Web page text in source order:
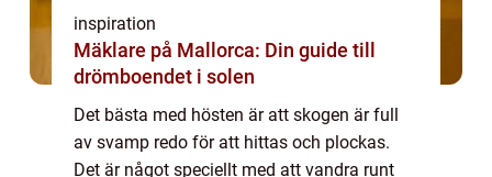
inspiration
Mäklare på Mallorca: Din guide till
drömboendet i solen
Det bästa med hösten är att skogen är full
av svamp redo för att hittas och plockas.
Det är något speciellt med att vandra runt